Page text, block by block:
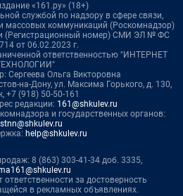
«161.ру» (18+)
службой по надзору в сфере связи,
массовых коммуникаций (Роскомнадзор)
(Регистрационный номер) СМИ ЭЛ № ФС
от 06.02.2023 г.
ответственностью "ИНТЕРНЕТ
Сергеева Ольга Викторовна
на-Дону, ул. Максима Горького, д. 130,
+7 (918) 50-50-161
редакции: 161@shkulev.ru
и государственных органов:
help@shkulev.ru
8 (863) 303-41-34 доб. 3335,
ответственности за достоверность
в рекламных объявлениях.